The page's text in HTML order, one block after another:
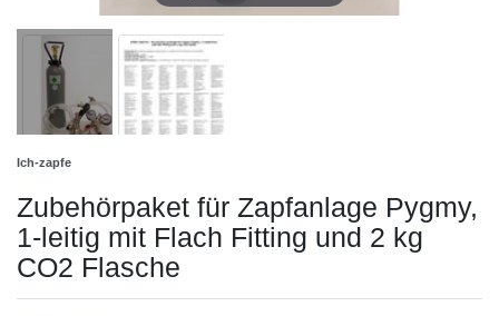
Ich-zapfe
Zubehörpaket für Zapfanlage Pygmy,
1-leitig mit Flach Fitting und 2 kg
CO2 Flasche